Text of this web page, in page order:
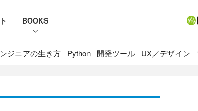
BOOKS
ジニアの生き方 Python 開発ツール UX／デザイン